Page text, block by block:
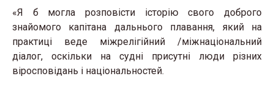
«Я б могла розповісти історію свого доброго
знайомого капітана дальнього плавання, який на
практиці веде міжрелігійний /міжнаціональний
діалог, оскільки на судні присутні люди різних
віросповідань і національностей.